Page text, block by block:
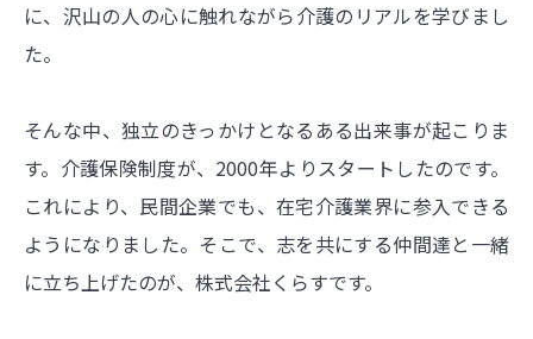
に、沢山の人の心に触れながら介護のリアルを学びまし
た。
そんな中、独立のきっかけとなるある出来事が起こりま
す。介護保険制度が、2000年よりスタートしたのです。
これにより、民間企業でも、在宅介護業界に参入できる
ようになりました。そこで、志を共にする仲間達と一緒
に立ち上げたのが、株式会社くらすです。